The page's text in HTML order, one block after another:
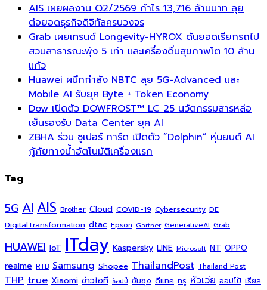
AIS เผยผลงาน Q2/2569 กำไร 13,716 ล้านบาท ลุย
ต่อยอดธุรกิจดิจิทัลครบวงจร
Grab เผยเทรนด์ Longevity-HYROX ดันยอดเรียกรถไป
สวนสาธารณะพุ่ง 5 เท่า และเครื่องดื่มสุขภาพโต 10 ล้าน
แก้ว
Huawei ผนึกกำลัง NBTC ลุย 5G-Advanced และ
Mobile AI รับยุค Byte + Token Economy
Dow เปิดตัว DOWFROST™ LC 25 นวัตกรรมสารหล่อ
เย็นรองรับ Data Center ยุค AI
ZBHA ร่วม ซูเปอร์ การ์ด เปิดตัว “Dolphin” หุ่นยนต์ AI
กู้ภัยทางน้ำอัตโนมัติเครื่องแรก
Tag
5G AI AIS Brother Cloud COVID-19 Cybersecurity DE
DigitalTransformation dtac Epson Gartner GenerativeAI Grab
HUAWEI IoT ITday Kaspersky LINE Microsoft NT OPPO
realme RTB Samsung Shopee ThailandPost Thailand Post
THP true Xiaomi ข่าวไอที ช้อปปี้ ซัมซุง ดีแทค ทรู หัวเว่ย ออปโป้ เรียล